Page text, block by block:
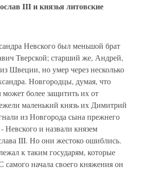
III и князья литовские
Невского был меньшой брат
Тверской; старший же, Андрей,
Швеции, но умер через несколько
Новгородцы, думая, что
более защитить их от
маленький князь их Димитрий
из Новгорода сына прежнего
Невского и назвали князем
III. Но они жестоко ошиблись.
к таким государям, которые
самого начала своего княжения он